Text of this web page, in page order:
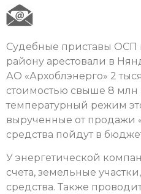
Судебные приставы
району арестовали в
АО «Архоблэнерго» 2
стоимостью свыше 8 млн
температурный режим
вырученные от продажи
средства пойдут в
У энергетической
счета, земельные
средства. Также